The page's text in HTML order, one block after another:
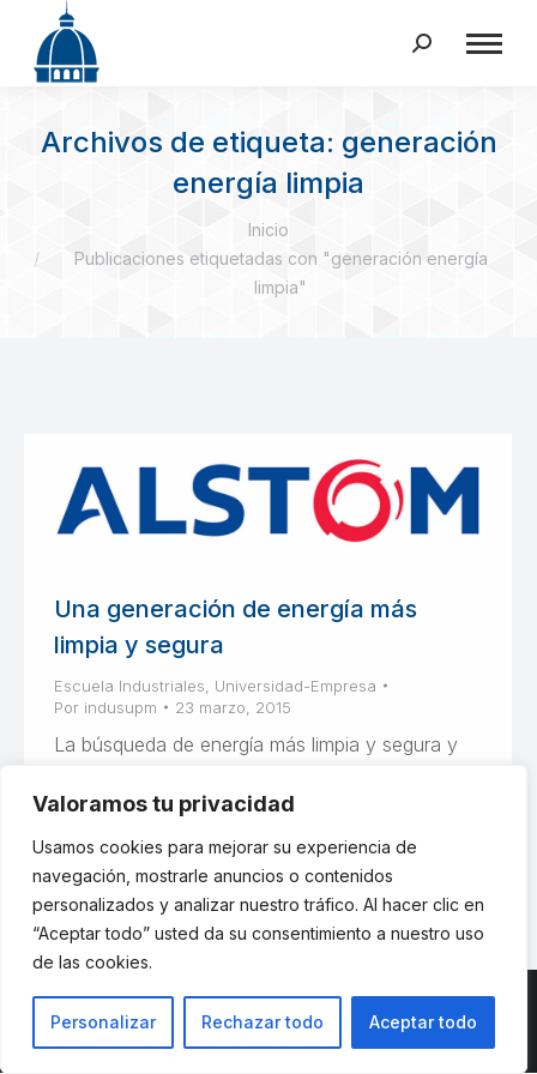
Valoramos tu privacidad
Usamos cookies para mejorar su experiencia de
navegación, mostrarle anuncios o contenidos
personalizados y analizar nuestro tráfico. Al hacer clic en
“Aceptar todo” usted da su consentimiento a nuestro uso
de las cookies.
Personalizar Rechazar todo Aceptar todo
Buscar:
Archivos de etiqueta: generación
energía limpia
Inicio
Publicaciones etiquetadas con "generación energía
limpia"
Una generación de energía más
limpia y segura
Escuela Industriales
Universidad-Empresa
Por indusupm 23 marzo, 2015
La búsqueda de energía más limpia y segura y
la estrategia energética de futuro «La
experiencia de Alstom”
© ETSII UPM - una web de believe